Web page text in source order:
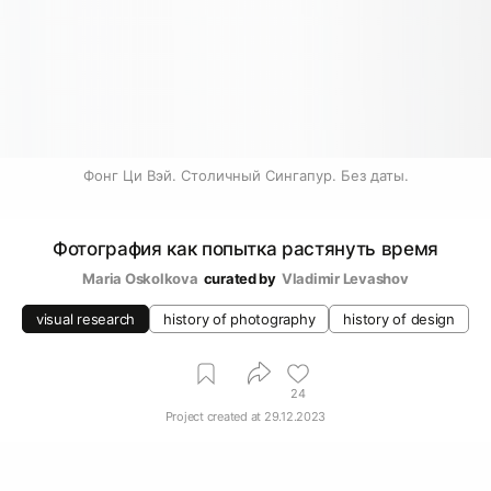
Фонг Ци Вэй. Столичный Сингапур. Без даты.
Фотография как попытка растянуть время
Maria Oskolkova curated by Vladimir Levashov
visual research history of photography history of design
24
Project created at 29.12.2023